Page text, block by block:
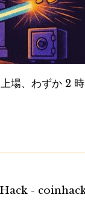
、わずか 2 時
-